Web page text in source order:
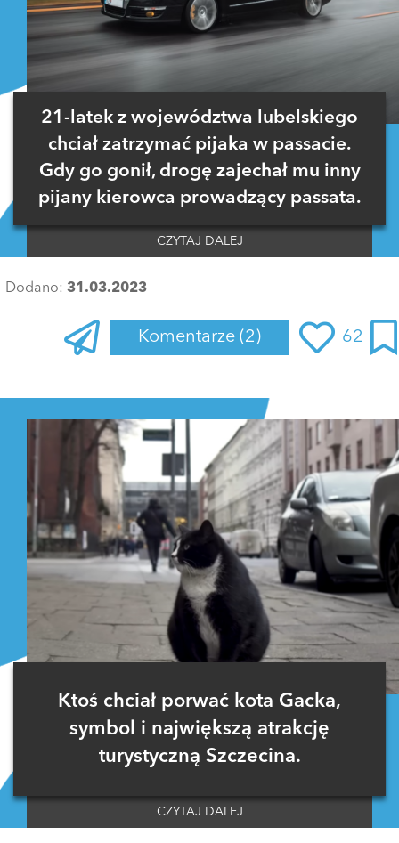
21-latek z województwa lubelskiego
chciał zatrzymać pijaka w passacie.
Gdy go gonił, drogę zajechał mu inny
pijany kierowca prowadzący passata.
CZYTAJ DALEJ
Dodano: 31.03.2023
Komentarze (2) 62
Ktoś chciał porwać kota Gacka,
symbol i największą atrakcję
turystyczną Szczecina.
CZYTAJ DALEJ